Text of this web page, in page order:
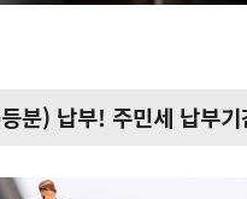
분) 납부! 주민세 납부